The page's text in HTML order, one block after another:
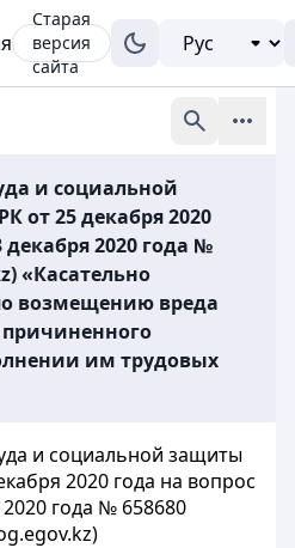
Старая
версия
сайта
и социальной
от 25 декабря 2020
декабря 2020 года №
«Касательно
возмещению вреда
им трудовых
и социальной защиты
2020 года на вопрос
года № 658680